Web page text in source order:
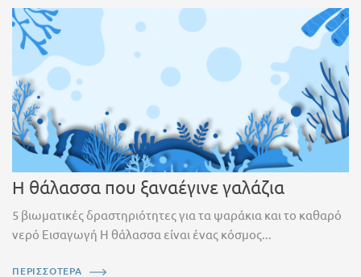
Η θάλασσα που ξαναέγινε γαλάζια
5 βιωματικές δραστηριότητες για τα ψαράκια και το καθαρό
νερό Εισαγωγή Η θάλασσα είναι ένας κόσμος...
ΠΕΡΙΣΣΟΤΕΡΑ